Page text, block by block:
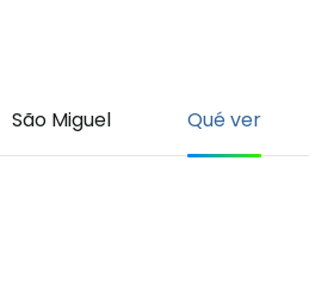
São Miguel Qué ver